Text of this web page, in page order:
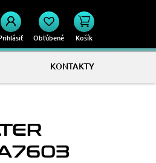
Obľúbené Košík
KONTAKTY